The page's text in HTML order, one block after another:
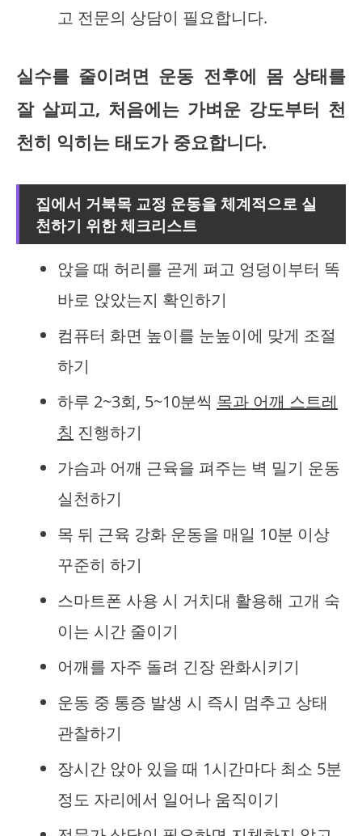
고 전문의 상담이 필요합니다.
실수를 줄이려면 운동 전후에 몸 상태를
잘 살피고, 처음에는 가벼운 강도부터 천
천히 익히는 태도가 중요합니다.
집에서 거북목 교정 운동을 체계적으로 실
천하기 위한 체크리스트
앉을 때 허리를 곧게 펴고 엉덩이부터 똑
바로 앉았는지 확인하기
컴퓨터 화면 높이를 눈높이에 맞게 조절
하기
하루 2~3회, 5~10분씩 목과 어깨 스트레
칭 진행하기
가슴과 어깨 근육을 펴주는 벽 밀기 운동
실천하기
목 뒤 근육 강화 운동을 매일 10분 이상
꾸준히 하기
스마트폰 사용 시 거치대 활용해 고개 숙
이는 시간 줄이기
어깨를 자주 돌려 긴장 완화시키기
운동 중 통증 발생 시 즉시 멈추고 상태
관찰하기
장시간 앉아 있을 때 1시간마다 최소 5분
정도 자리에서 일어나 움직이기